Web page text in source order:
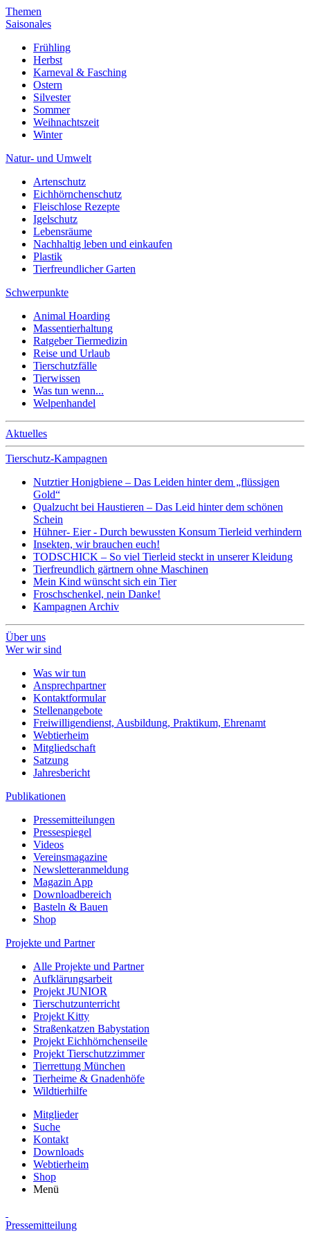
Themen
Saisonales
Frühling
Herbst
Karneval & Fasching
Ostern
Silvester
Sommer
Weihnachtszeit
Winter
Natur- und Umwelt
Artenschutz
Eichhörnchenschutz
Fleischlose Rezepte
Igelschutz
Lebensräume
Nachhaltig leben und einkaufen
Plastik
Tierfreundlicher Garten
Schwerpunkte
Animal Hoarding
Massentierhaltung
Ratgeber Tiermedizin
Reise und Urlaub
Tierschutzfälle
Tierwissen
Was tun wenn...
Welpenhandel
Aktuelles
Tierschutz-Kampagnen
Nutztier Honigbiene – Das Leiden hinter dem „flüssigen
Gold“
Qualzucht bei Haustieren – Das Leid hinter dem schönen
Schein
Hühner- Eier - Durch bewussten Konsum Tierleid verhindern
Insekten, wir brauchen euch!
TODSCHICK – So viel Tierleid steckt in unserer Kleidung
Tierfreundlich gärtnern ohne Maschinen
Mein Kind wünscht sich ein Tier
Froschschenkel, nein Danke!
Kampagnen Archiv
Über uns
Wer wir sind
Was wir tun
Ansprechpartner
Kontaktformular
Stellenangebote
Freiwilligendienst, Ausbildung, Praktikum, Ehrenamt
Webtierheim
Mitgliedschaft
Satzung
Jahresbericht
Publikationen
Pressemitteilungen
Pressespiegel
Videos
Vereinsmagazine
Newsletteranmeldung
Magazin App
Downloadbereich
Basteln & Bauen
Shop
Projekte und Partner
Alle Projekte und Partner
Aufklärungsarbeit
Projekt JUNIOR
Tierschutzunterricht
Projekt Kitty
Straßenkatzen Babystation
Projekt Eichhörnchenseile
Projekt Tierschutzzimmer
Tierrettung München
Tierheime & Gnadenhöfe
Wildtierhilfe
Mitglieder
Suche
Kontakt
Downloads
Webtierheim
Shop
Menü
Pressemitteilung